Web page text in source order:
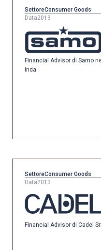
SettoreConsumer Goods
Data2013
Financial Advisor di Samo
Inda
SettoreConsumer Goods
Data2013
Financial Advisor di Cadel